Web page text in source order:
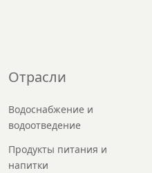
Отрасли
Водоснабжение и
водоотведение
Продукты питания и
напитки